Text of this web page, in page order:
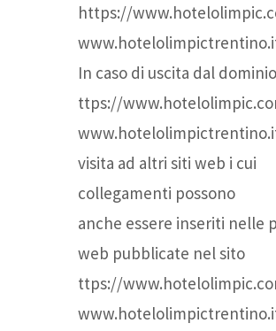
https://
In caso di uscita dal dominio
ttps://
visita ad altri siti web i cui
collegamenti possono
anche essere inseriti nelle
web pubblicate nel sito
ttps://